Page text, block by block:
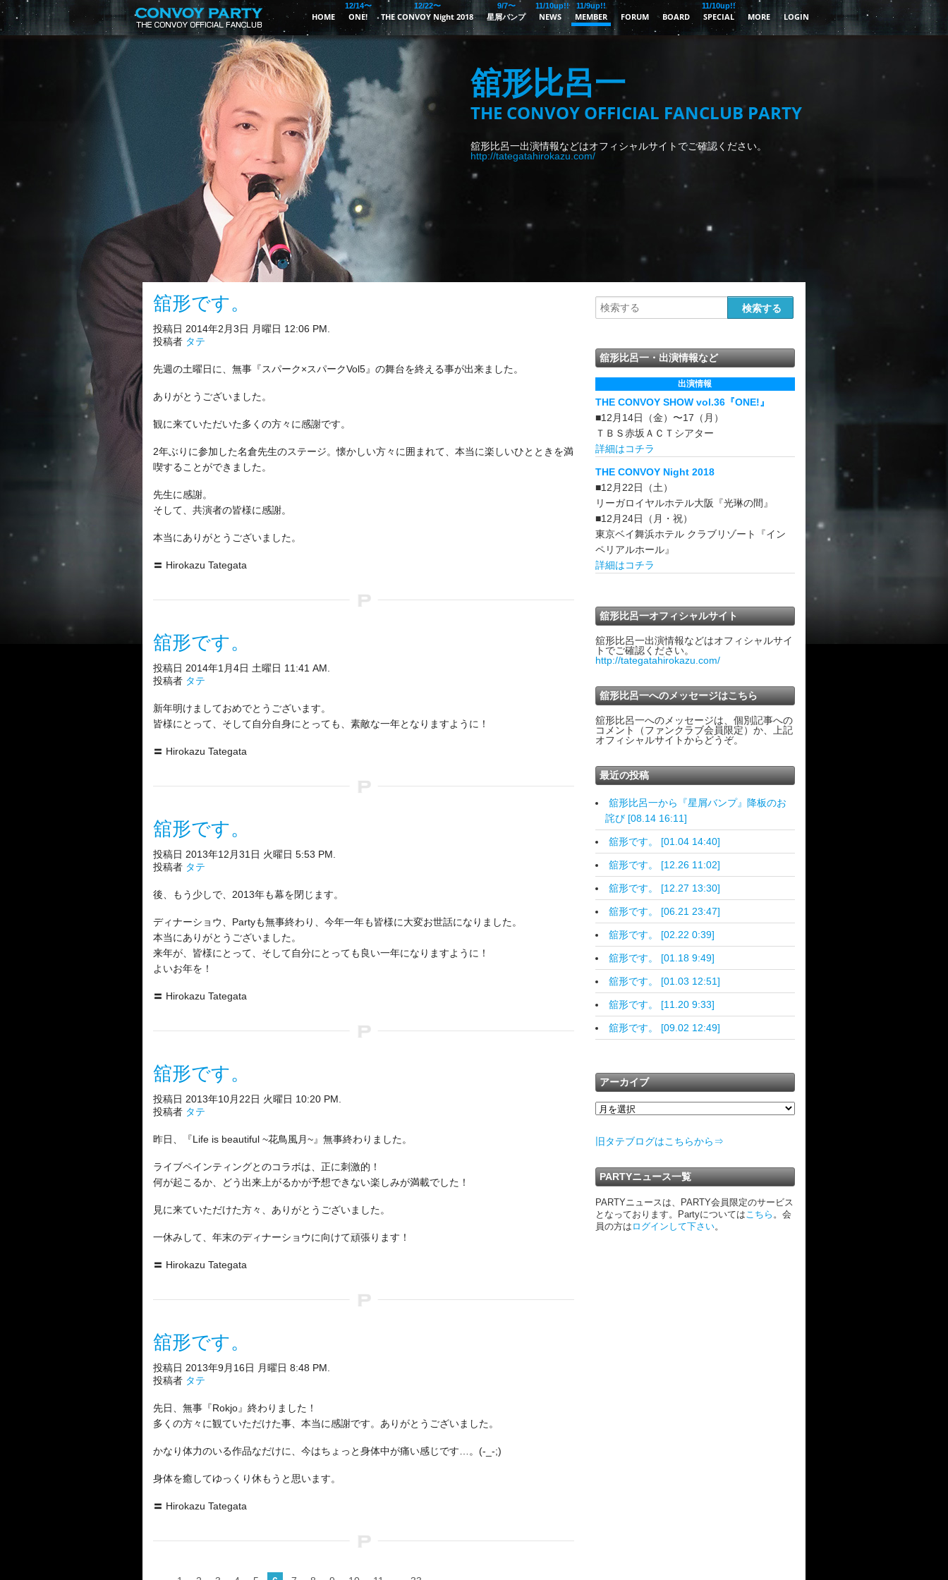
HOME ONE!
12/14〜
THE CONVOY Night 2018
12/22〜
星屑バンプ
9/7〜
NEWS
11/10up!!
MEMBER
11/9up!!
FORUM BOARD SPECIAL
11/10up!!
MORE LOGIN
舘形比呂一
THE CONVOY OFFICIAL FANCLUB PARTY
舘形比呂一出演情報などはオフィシャルサイトでご確認ください。
http://tategatahirokazu.com/
舘形です。
投稿日 2014年2月3日 月曜日 12:06 PM.
投稿者 タテ
先週の土曜日に、無事『スパーク×スパークVol5』の舞台を終える事が出来ました。
ありがとうございました。
観に来ていただいた多くの方々に感謝です。
2年ぶりに参加した名倉先生のステージ。懐かしい方々に囲まれて、本当に楽しいひとときを満
喫することができました。
先生に感謝。
そして、共演者の皆様に感謝。
本当にありがとうございました。
〓 Hirokazu Tategata
舘形です。
投稿日 2014年1月4日 土曜日 11:41 AM.
投稿者 タテ
新年明けましておめでとうございます。
皆様にとって、そして自分自身にとっても、素敵な一年となりますように！
〓 Hirokazu Tategata
舘形です。
投稿日 2013年12月31日 火曜日 5:53 PM.
投稿者 タテ
後、もう少しで、2013年も幕を閉じます。
ディナーショウ、Partyも無事終わり、今年一年も皆様に大変お世話になりました。
本当にありがとうございました。
来年が、皆様にとって、そして自分にとっても良い一年になりますように！
よいお年を！
〓 Hirokazu Tategata
舘形です。
投稿日 2013年10月22日 火曜日 10:20 PM.
投稿者 タテ
昨日、『Life is beautiful ~花鳥風月~』無事終わりました。
ライブペインティングとのコラボは、正に刺激的！
何が起こるか、どう出来上がるかが予想できない楽しみが満載でした！
見に来ていただけた方々、ありがとうございました。
一休みして、年末のディナーショウに向けて頑張ります！
〓 Hirokazu Tategata
舘形です。
投稿日 2013年9月16日 月曜日 8:48 PM.
投稿者 タテ
先日、無事『Rokjo』終わりました！
多くの方々に観ていただけた事、本当に感謝です。ありがとうございました。
かなり体力のいる作品なだけに、今はちょっと身体中が痛い感じです…。(-_-;)
身体を癒してゆっくり休もうと思います。
〓 Hirokazu Tategata
舘形比呂一・出演情報など
出演情報
THE CONVOY SHOW vol.36『ONE!』
■12月14日（金）〜17（月）
ＴＢＳ赤坂ＡＣＴシアター
詳細はコチラ
THE CONVOY Night 2018
■12月22日（土）
リーガロイヤルホテル大阪『光琳の間』
■12月24日（月・祝）
東京ベイ舞浜ホテル クラブリゾート『イン
ペリアルホール』
詳細はコチラ
舘形比呂一オフィシャルサイト
舘形比呂一出演情報などはオフィシャルサイ
トでご確認ください。
http://tategatahirokazu.com/
舘形比呂一へのメッセージはこちら
舘形比呂一へのメッセージは、個別記事への
コメント（ファンクラブ会員限定）か、上記
オフィシャルサイトからどうぞ。
最近の投稿
舘形比呂一から『星屑バンプ』降板のお
詫び [08.14 16:11]
舘形です。 [01.04 14:40]
舘形です。 [12.26 11:02]
舘形です。 [12.27 13:30]
舘形です。 [06.21 23:47]
舘形です。 [02.22 0:39]
舘形です。 [01.18 9:49]
舘形です。 [01.03 12:51]
舘形です。 [11.20 9:33]
舘形です。 [09.02 12:49]
アーカイブ
旧タテブログはこちらから⇒
PARTYニュース一覧
PARTYニュースは、PARTY会員限定のサービス
となっております。Partyについてはこちら 。会
員の方は ログインして下さい。